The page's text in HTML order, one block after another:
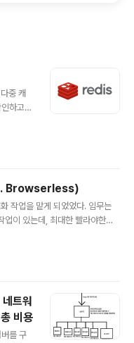
중 캐
하고,
지 못
200m
태로 간
이내로
Browserless)
작업을 맡게 되었었다. 임무는
이 있는데, 최대한 빨라야한다.
와 js를 추가 활용하여 적합
해 보기로 했다. 그리고 파악한
를 사용한다. 각 이미지 작업
트워
비용
를 구